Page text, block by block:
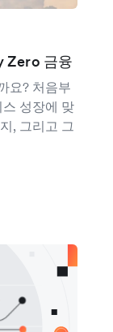
Zero 금융
요? 처음부
성장에 맞
, 그리고 그